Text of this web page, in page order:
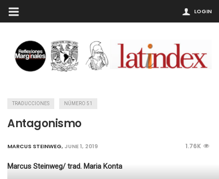
LOGIN
TRADUCCIONES NÚMERO 51
Antagonismo
MARCUS STEINWEG,JUNE 1, 2019 1.76K
Marcus Steinweg/ trad. Maria Konta